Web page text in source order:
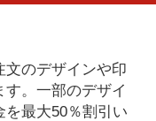
文のデザインや印
。一部のデザイ
を最大50％割引い